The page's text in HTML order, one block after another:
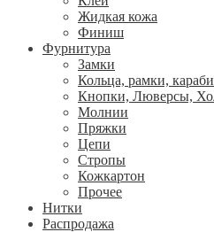
Жидкая кожа
Финиш
Фурнитура
Замки
Кольца, рамки,
Кнопки, Люверсы,
Молнии
Пряжки
Цепи
Стропы
Кожкартон
Прочее
Нитки
Распродажа